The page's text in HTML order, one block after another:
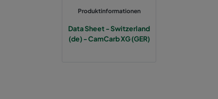
CCXG3500 FORMALDEHYDE^³
Produktinformationen
Data Sheet - Switzerland
(de) - CamCarb XG (GER)